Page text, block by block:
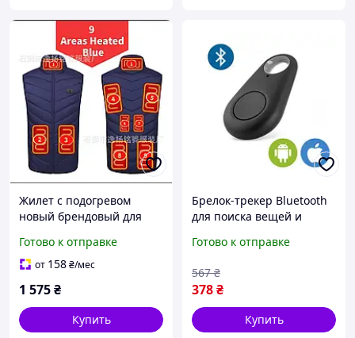
Жилет с подогревом
новый брендовый для
флис 9 зон подогрева
Готово к отправке
от 158₴/мес
1 575₴
Купить
Брелок-трекер Bluetooth
для поиска вещей и
функцией anti-lost
FLAME
Готово к отправке
378₴
567 ₴
Купить